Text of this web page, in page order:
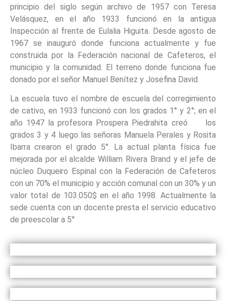
principio del siglo según archivo de 1957 con Teresa
Velásquez, en el año 1933 funcionó en la antigua
Inspección al frente de Eulalia Higuita. Desde agosto de
1967 se inauguró donde funciona actualmente y fue
construida por la Federación nacional de Cafeteros, el
municipio y la comunidad. El terreno donde funciona fue
donado por el señor Manuel Benítez y Josefina David.
La escuela tuvo el nombre de escuela del corregimiento
de cativo, en 1933 funcionó con los grados 1° y 2°; en el
año 1947 la profesora Prospera Piedrahita creó los
grados 3 y 4 luego las señoras Manuela Perales y Rosita
Ibarra crearon el grado 5°. La actual planta física fue
mejorada por el alcalde William Rivera Brand y el jefe de
núcleo Duqueiro Espinal con la Federación de Cafeteros
con un 70% el municipio y acción comunal con un 30% y un
valor total de 103.050$ en el año 1998. Actualmente la
sede cuenta con un docente presta el servicio educativo
de preescolar a 5°